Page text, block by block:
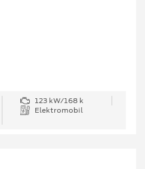
123 kW/168 k
Elektromobil